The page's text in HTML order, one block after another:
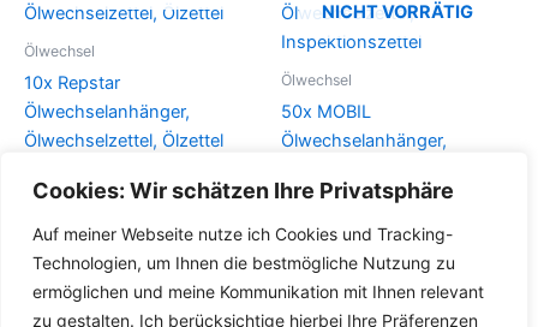
Cookies: Wir schätzen Ihre Privatsphäre
Auf meiner Webseite nutze ich Cookies und Tracking-
Technologien, um Ihnen die bestmögliche Nutzung zu
ermöglichen und meine Kommunikation mit Ihnen relevant
zu gestalten. Ich berücksichtige hierbei Ihre Präferenzen
Ölwechsel
10x Repstar
Ölwechselanhänger,
Ölwechselzettel, Ölzettel
Details
NICHT VORRÄTIG
Ölwechsel
50x MOBIL
Ölwechselanhänger,
Inspektionszettel
Details